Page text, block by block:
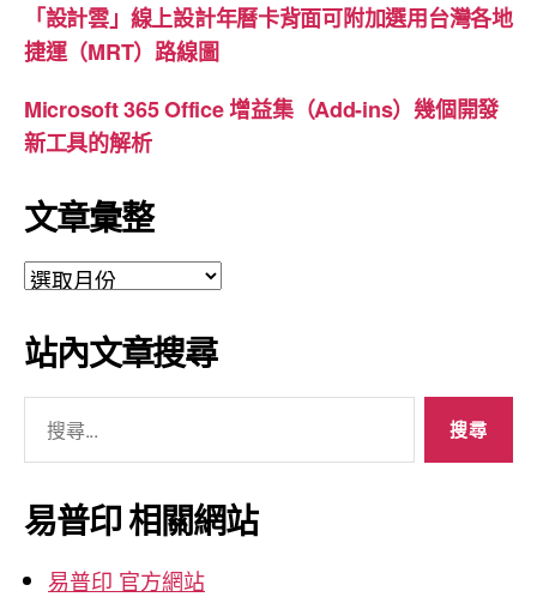
「設計雲」線上設計年曆卡背面可附加選用台灣各地
捷運（MRT）路線圖
Microsoft 365 Office 增益集（Add-ins）幾個開發
新工具的解析
文章彙整
文
彙
整
站內文章搜尋
關
鍵
字:
易普印 相關網站
易普印 官方網站